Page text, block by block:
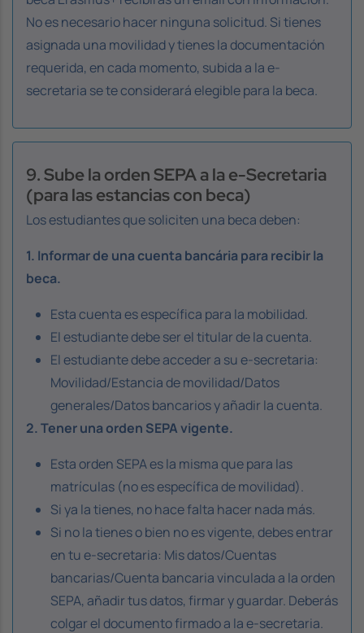
No es necesario hacer ninguna solicitud. Si tienes
asignada una movilidad y tienes la documentación
requerida, en cada momento, subida a la e-
secretaria se te considerará elegible para la beca.
9. Sube la orden SEPA a la e-Secretaria
(para las estancias con beca)
Los estudiantes que soliciten una beca deben:
1. Informar de una cuenta bancária para recibir la
beca.
Esta cuenta es específica para la mobilidad.
El estudiante debe ser el titular de la cuenta.
El estudiante debe acceder a su e-secretaria:
Movilidad/Estancia de movilidad/Datos
generales/Datos bancarios y añadir la cuenta.
2. Tener una orden SEPA vigente.
Esta orden SEPA es la misma que para las
matrículas (no es específica de movilidad).
Si ya la tienes, no hace falta hacer nada más.
Si no la tienes o bien no es vigente, debes entrar
en tu e-secretaria: Mis datos/Cuentas
bancarias/Cuenta bancaria vinculada a la orden
SEPA, añadir tus datos, firmar y guardar. Deberás
colgar el documento firmado a la e-secretaria.